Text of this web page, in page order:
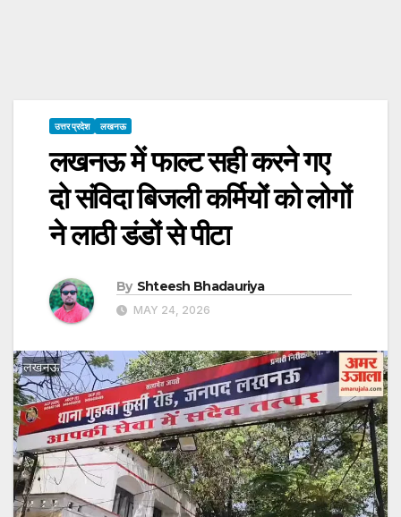
उत्तर प्रदेश लखनऊ
लखनऊ में फाल्ट सही करने गए
दो संविदा बिजली कर्मियों को लोगों
ने लाठी डंडों से पीटा
By Shteesh Bhadauriya
MAY 24, 2026